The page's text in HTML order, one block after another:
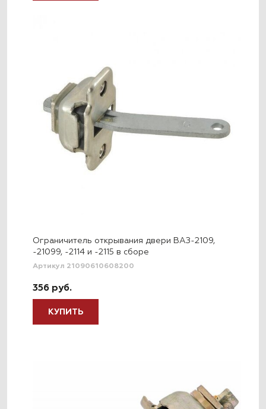
Ограничитель открывания двери ВАЗ-2109,
-21099, -2114 и -2115 в сборе
Артикул 21090610608200
356 руб.
КУПИТЬ